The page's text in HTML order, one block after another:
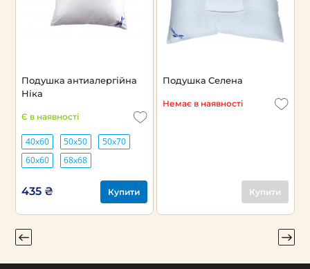
Подушка антиалергійна
Ніка
Є в наявності
40х60 50х50
50х70
60х60
68х68
435 ₴ Купити
Подушка Селена
Немає в наявності
Купити